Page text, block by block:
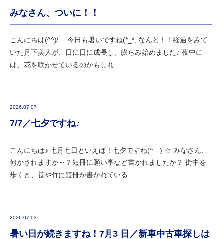
みなさん、ついに！！
こんにちは(^^)/ 今日も暑いですね(*_*; なんと！！経過をみて
いた月下美人が、日に日に成長し、膨らみ始めました♪ 夜中に
は、花を咲かせているのかもしれ……
2026.07.07
7/7／七夕ですね♪
こんにちは♪ 七月七日といえば！七夕ですね(^_-)-☆ みなさん、
何かされますか～？短冊に願い事など書かれましたか？ 街中を
歩くと、笹や竹に短冊が書かれている……
2026.07.03
暑い日が続きますね！7月3 日／新車中古車探しは